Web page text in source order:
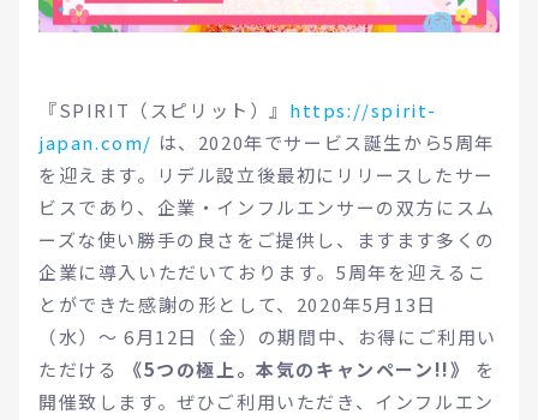
『SPIRIT（スピリット）』 https://spirit-
japan.com/ は、2020年でサービス誕生から5周年
を迎えます。リデル設立後最初にリリースしたサー
ビスであり、企業・インフルエンサーの双方にスム
ーズな使い勝手の良さをご提供し、ますます多くの
企業に導入いただいております。5周年を迎えるこ
とができた感謝の形として、2020年5月13日
（水）〜 6月12日（金）の期間中、お得にご利用い
ただける
《5つの極上。本気のキャンペーン!!》 を
開催致します。ぜひご利用いただき、インフルエン